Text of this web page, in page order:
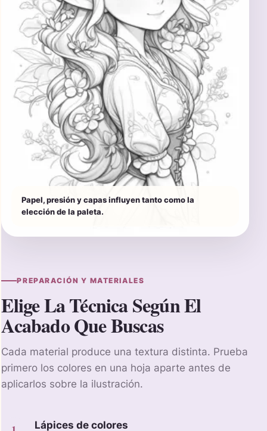
Papel, presión y capas influyen tanto como la
elección de la paleta.
PREPARACIÓN Y MATERIALES
Elige La Técnica Según El
Acabado Que Buscas
Cada material produce una textura distinta. Prueba
primero los colores en una hoja aparte antes de
aplicarlos sobre la ilustración.
Lápices de colores